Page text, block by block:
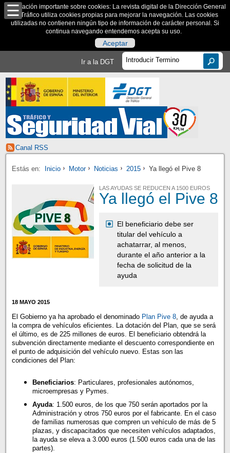
Información importante sobre cookies: La revista digital de la Dirección General
de Tráfico utiliza cookies propias para mejorar la navegación. Las cookies
utilizadas no contienen ningún tipo de información de carácter personal. Si
continua navegando entendemos acepta su uso.
Aceptar
Ir a la DGT
Canal RSS
Estás en: Inicio Motor Noticias 2015 Ya llegó el Pive 8
LAS AYUDAS SE REDUCEN A 1500 EUROS
Ya llegó el Pive 8
El beneficiario debe ser
titular del vehículo a
achatarrar, al menos,
durante el año anterior a la
fecha de solicitud de la
ayuda
18 MAYO 2015
El Gobierno ya ha aprobado el denominado Plan Pive 8, de ayuda a
la compra de vehículos eficientes. La dotación del Plan, que se será
el último, es de 225 millones de euros. El beneficiario obtendrá la
subvención directamente mediante el descuento correspondiente en
el punto de adquisición del vehículo nuevo. Estas son las
condiciones del Plan:
Beneficiarios: Particulares, profesionales autónomos,
microempresas y Pymes.
Ayuda: 1.500 euros, de los que 750 serán aportados por la
Administración y otros 750 euros por el fabricante. En el caso
de familias numerosas que compren un vehículo de más de 5
plazas, y discapacitados que necesiten vehículos adaptados,
la ayuda se eleva a 3.000 euros (1.500 euros cada una de las
partes).